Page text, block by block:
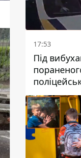
17:53
Під
на